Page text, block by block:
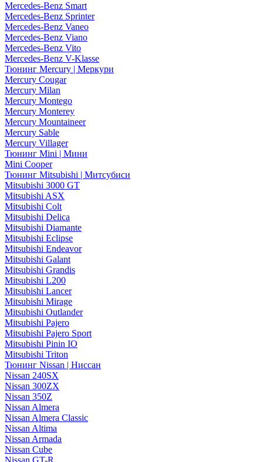
Mercedes-Benz Smart
Mercedes-Benz Sprinter
Mercedes-Benz Vaneo
Mercedes-Benz Viano
Mercedes-Benz Vito
Mercedes-Benz V-Klasse
Тюнинг Mercury | Меркури
Mercury Cougar
Mercury Milan
Mercury Montego
Mercury Monterey
Mercury Mountaineer
Mercury Sable
Mercury Villager
Тюнинг Mini | Мини
Mini Cooper
Тюнинг Mitsubishi | Митсубиси
Mitsubishi 3000 GT
Mitsubishi ASX
Mitsubishi Colt
Mitsubishi Delica
Mitsubishi Diamante
Mitsubishi Eclipse
Mitsubishi Endeavor
Mitsubishi Galant
Mitsubishi Grandis
Mitsubishi L200
Mitsubishi Lancer
Mitsubishi Mirage
Mitsubishi Outlander
Mitsubishi Pajero
Mitsubishi Pajero Sport
Mitsubishi Pinin IO
Mitsubishi Triton
Тюнинг Nissan | Ниссан
Nissan 240SX
Nissan 300ZX
Nissan 350Z
Nissan Almera
Nissan Almera Classic
Nissan Altima
Nissan Armada
Nissan Cube
Nissan GT-R